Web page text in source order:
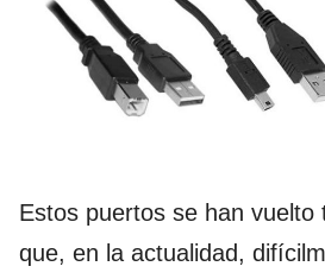
Estos puertos se han vuelto
que, en la actualidad,